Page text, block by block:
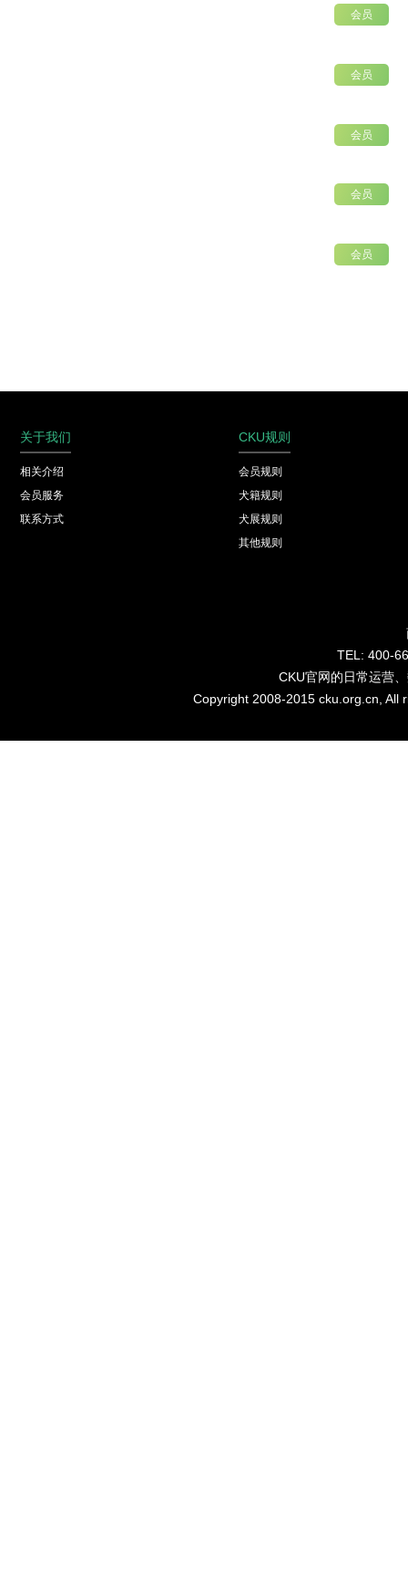
会员
会员
会员
会员
会员
关于我们
相关介绍
会员服务
联系方式
CKU规则
会员规则
犬籍规则
犬展规则
其他规则
TEL: 400-
CKU官网的日常运营
Copyright 2008-2015 cku.org.cn,